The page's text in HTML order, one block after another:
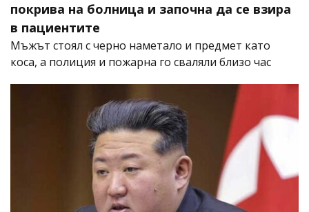
покрива на болница и започна да се взира
в пациентите
Мъжът стоял с черно наметало и предмет като
коса, а полиция и пожарна го сваляли близо час